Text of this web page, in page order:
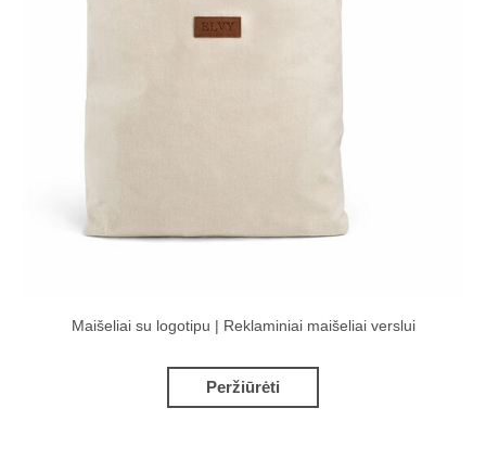
Maišeliai su logotipu | Reklaminiai maišeliai verslui
Peržiūrėti